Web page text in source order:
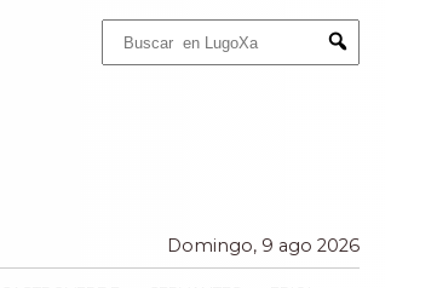
Submit
Domingo, 9 ago 2026